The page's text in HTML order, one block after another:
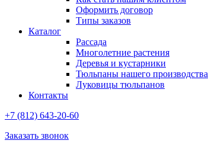
Оформить договор
Типы заказов
Каталог
Рассада
Многолетние растения
Деревья и кустарники
Тюльпаны нашего производства
Луковицы тюльпанов
Контакты
+7 (812) 643-20-60
Заказать звонок